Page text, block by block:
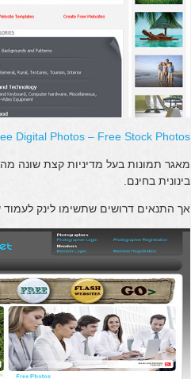
Digital Photos – Free Stock Photos
מאגר תמונות בעל מדיניות קצת שונה
בינונית בחינם.
אך התנאים דרושים שתשימו לינק